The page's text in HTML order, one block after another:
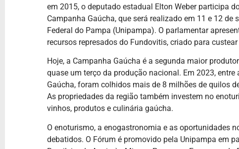
em 2015, o deputado estadual Elton Weber participa
Campanha Gaúcha, que será realizado em 11 e 12
Federal do Pampa (Unipampa). O parlamentar
recursos represados do Fundovitis, criado para
Hoje, a Campanha Gaúcha é a segunda maior
quase um terço da produção nacional. Em 2023,
Gaúcha, foram colhidos mais de 8 milhões de quilos
As propriedades da região também investem no
vinhos, produtos e culinária gaúcha.
O enoturismo, a enogastronomia e as oportunidades
debatidos. O Fórum é promovido pela Unipampa em